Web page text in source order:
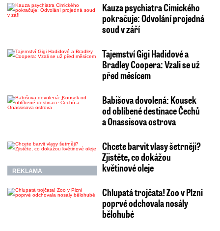
Kauza psychiatra Cimického
pokračuje: Odvolání projedná
soud v září
Tajemství Gigi Hadidové a
Bradley Coopera: Vzali se už
před měsícem
Babišova dovolená: Kousek
od oblíbené destinace Čechů
a Onassisova ostrova
REKLAMA
Chcete barvit vlasy šetrněji?
Zjistěte, co dokážou
květinové oleje
Chlupatá trojčata! Zoo v Plzni
poprvé odchovala nosály
bělohubé